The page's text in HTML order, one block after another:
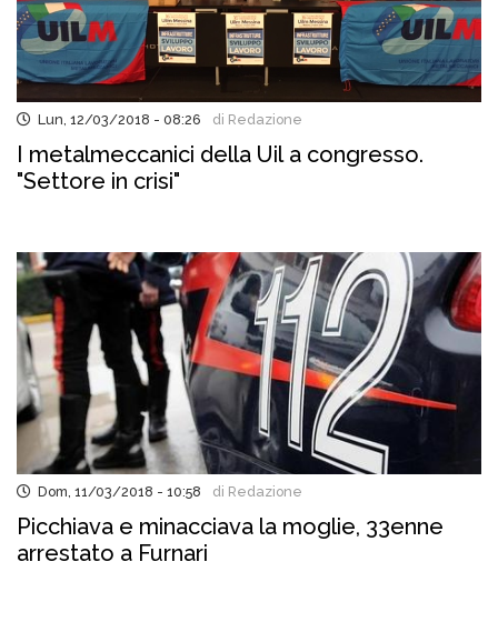
Lun, 12/03/2018 - 08:26 di Redazione
I metalmeccanici della Uil a congresso.
"Settore in crisi"
Dom, 11/03/2018 - 10:58 di Redazione
Picchiava e minacciava la moglie, 33enne
arrestato a Furnari